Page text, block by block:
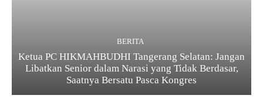
BERITA
Ketua PC HIKMAHBUDHI Tangerang Selatan: Jangan
Libatkan Senior dalam Narasi yang Tidak Berdasar,
Saatnya Bersatu Pasca Kongres